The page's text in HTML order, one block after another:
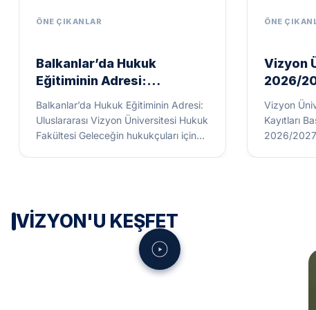
Balkanlar’da Hukuk
Eğitiminin Adresi:
Uluslararası Vizyon
Üniversitesi Hukuk
Fakültesi
Balkanlar’da Hukuk Eğitiminin Adresi:
Uluslararası Vizyon Üniversitesi Hukuk
Fakültesi Geleceğin hukukçuları için
Vizyon
2026/
Başladı
Vizyon
Kayıtları
2026/2027
VIZYON'U KEŞFET